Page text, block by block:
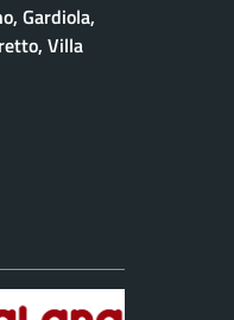
Gardiola,
Villa